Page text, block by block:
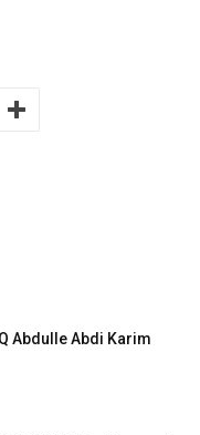
Abdulle Abdi Karim